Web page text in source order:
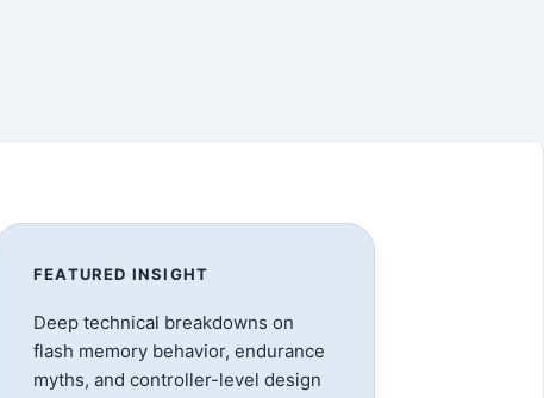
FEATURED INSIGHT
Deep technical breakdowns on
flash memory behavior, endurance
myths, and controller-level design